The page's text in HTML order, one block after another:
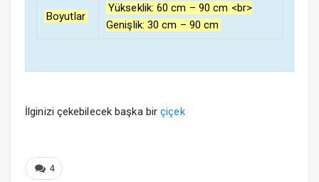
Boyutlar
Yükseklik: 60 cm – 90 cm <br>
Genişlik: 30 cm – 90 cm
İlginizi çekebilecek başka birçiçek
4